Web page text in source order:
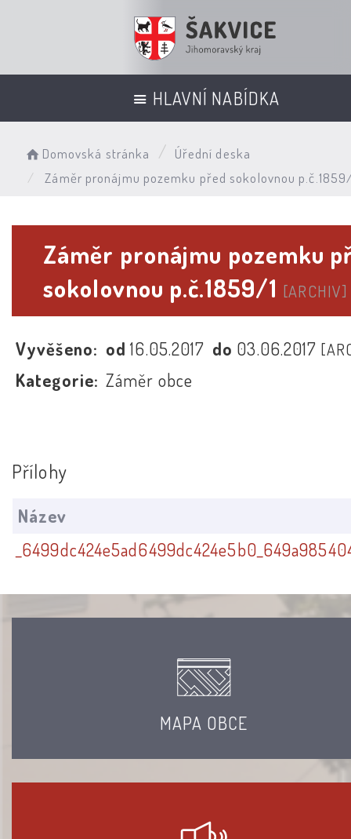
HLAVNÍ NABÍDKA
Domovská stránka
Úřední deska
Záměr pronájmu pozemku před sokolovnou
Záměr pronájmu pozemku
sokolovnou p.č.1859/1 [ARCHIV]
Vyvěšeno: od16.05.2017 do 03.06.2017
Kategorie: Záměr obce
Přílohy
Název
MAPA OBCE